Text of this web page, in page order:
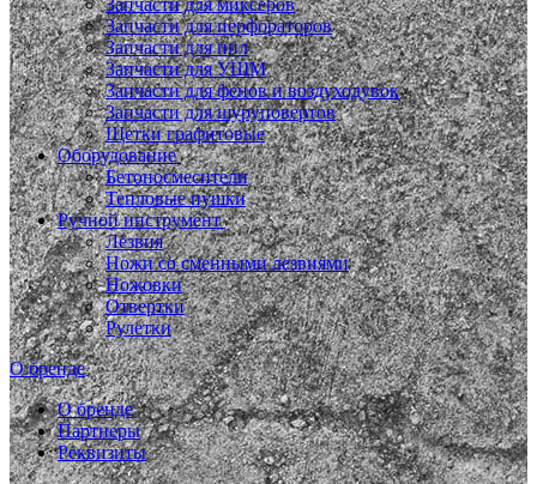
Запчасти для миксеров
Запчасти для перфораторов
Запчасти для пил
Запчасти для УШМ
Запчасти для фенов и воздуходувок
Запчасти для шуруповертов
Щетки графитовые
Оборудование
Бетоносмесители
Тепловые пушки
Ручной инструмент
Лезвия
Ножи со сменными лезвиями
Ножовки
Отвертки
Рулетки
О бренде
О бренде
Партнеры
Реквизиты